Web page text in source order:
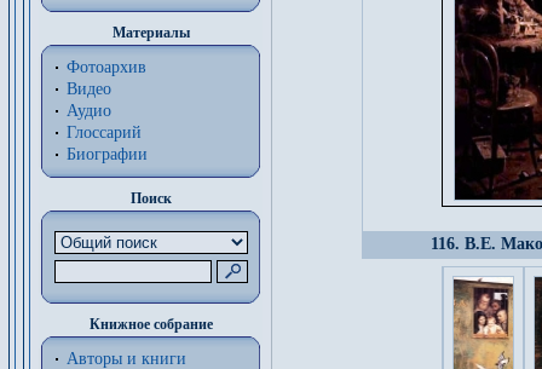
Материалы
Фотоархив
Видео
Аудио
Глоссарий
Биографии
Поиск
Книжное собрание
Авторы и книги
116. В.Е.